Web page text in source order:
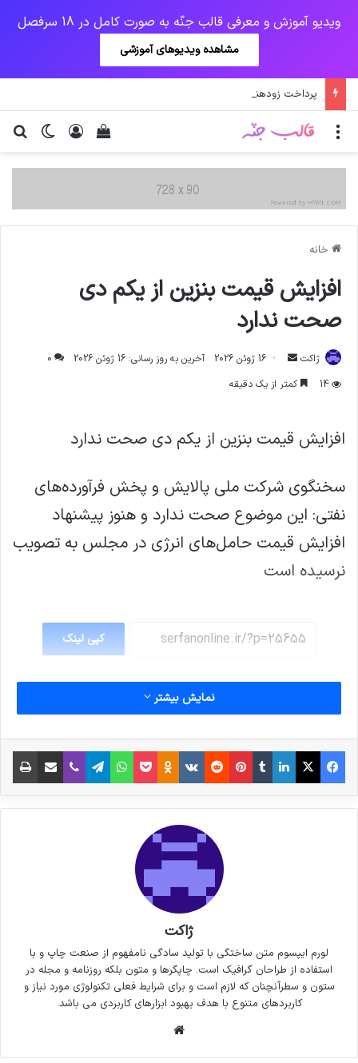
ویدیو آموزش و معرفی قالب جنّه به صورت کامل در 18 سرفصل
مشاهده ویدیوهای آموزشی
تغییر ورود
دیدن سبد خرید منو
خانه
افزايش قيمت بنزين از يكم دی
صحت ندارد
ژاکت
ارسال
ایمیل
16 ژوئن 2026 آخرین به روز رسانی: 16 ژوئن 2026
0
14
کمتر از یک دقیقه
افزايش قيمت بنزين از يكم دی صحت ندارد
سخنگوی شركت ملي پالايش و پخش فرآورده‌های
نفتی: اين موضوع صحت ندارد و هنوز پيشنهاد
افزايش قيمت حامل‌های انرژی در مجلس به تصويب
نرسيده است
کپی لینک
نمایش بیشتر
فیس بوک X لینکدین
‫تامبلر‫پین‌ترست
‫رددیت‫VKontakte
‫Odnoklassniki
پاکتواتس آپ تلگراموایبر اشتراک گذاری از طریق ایمیل
ژاکت
لورم ایپسوم متن ساختگی با تولید سادگی نامفهوم از صنعت چاپ و با
استفاده از طراحان گرافیک است. چاپگرها و متون بلکه روزنامه و مجله در
ستون و سطرآنچنان که لازم است و برای شرایط فعلی تکنولوژی مورد نیاز و
کاربردهای متنوع با هدف بهبود ابزارهای کاربردی می باشد.